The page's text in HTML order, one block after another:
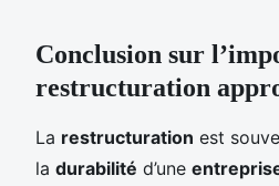
Conclusion sur
restructuration
La restructuration est
la durabilité d’une